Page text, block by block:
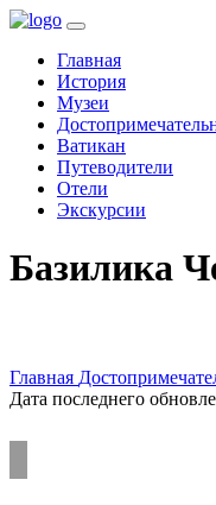
Главная(current)
История
Музеи
Ватикан
Путеводители
Отели
Экскурсии
Базилика
Главная
Дата последнего